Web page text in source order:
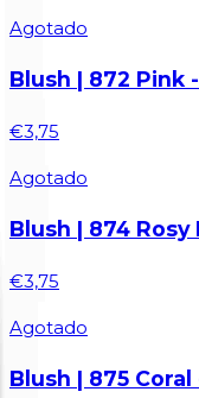
Agotado
Blush | 872 Pink
€3,75
Agotado
Blush | 874
€3,75
Agotado
Blush | 875